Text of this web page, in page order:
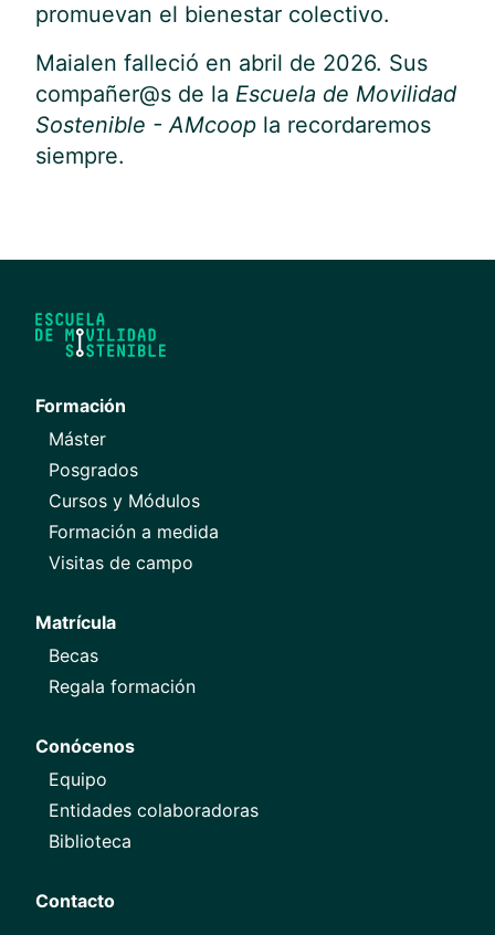
promuevan el bienestar colectivo.
Maialen falleció en abril de 2026. Sus
compañer@s de la Escuela de Movilidad
Sostenible - AMcoop la recordaremos
siempre.
Formación
Máster
Posgrados
Cursos y Módulos
Formación a medida
Visitas de campo
Matrícula
Becas
Regala formación
Conócenos
Equipo
Entidades colaboradoras
Biblioteca
Contacto